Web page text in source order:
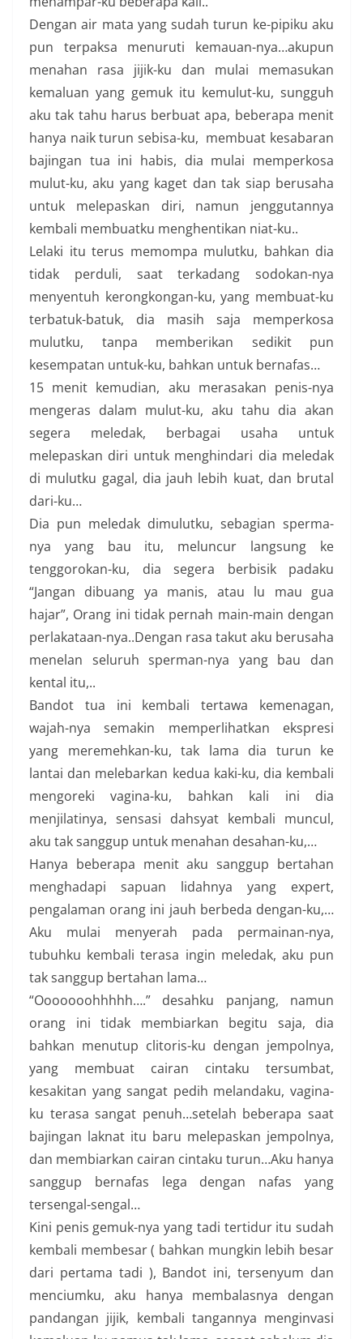
Dengan air mata yang sudah turun ke-pipiku aku
pun terpaksa menuruti kemauan-nya…akupun
menahan rasa jijik-ku dan mulai memasukan
kemaluan yang gemuk itu kemulut-ku, sungguh
aku tak tahu harus berbuat apa, beberapa menit
hanya naik turun sebisa-ku, membuat kesabaran
bajingan tua ini habis, dia mulai memperkosa
mulut-ku, aku yang kaget dan tak siap berusaha
untuk melepaskan diri, namun jenggutannya
kembali membuatku menghentikan niat-ku..
Lelaki itu terus memompa mulutku, bahkan dia
tidak perduli, saat terkadang sodokan-nya
menyentuh kerongkongan-ku, yang membuat-ku
terbatuk-batuk, dia masih saja memperkosa
mulutku, tanpa memberikan sedikit pun
kesempatan untuk-ku, bahkan untuk bernafas…
15 menit kemudian, aku merasakan penis-nya
mengeras dalam mulut-ku, aku tahu dia akan
segera meledak, berbagai usaha untuk
melepaskan diri untuk menghindari dia meledak
di mulutku gagal, dia jauh lebih kuat, dan brutal
dari-ku…
Dia pun meledak dimulutku, sebagian sperma-
nya yang bau itu, meluncur langsung ke
tenggorokan-ku, dia segera berbisik padaku
“Jangan dibuang ya manis, atau lu mau gua
hajar”, Orang ini tidak pernah main-main dengan
perlakataan-nya..Dengan rasa takut aku berusaha
menelan seluruh sperman-nya yang bau dan
kental itu,..
Bandot tua ini kembali tertawa kemenagan,
wajah-nya semakin memperlihatkan ekspresi
yang meremehkan-ku, tak lama dia turun ke
lantai dan melebarkan kedua kaki-ku, dia kembali
mengoreki vagina-ku, bahkan kali ini dia
menjilatinya, sensasi dahsyat kembali muncul,
aku tak sanggup untuk menahan desahan-ku,…
Hanya beberapa menit aku sanggup bertahan
menghadapi sapuan lidahnya yang expert,
pengalaman orang ini jauh berbeda dengan-ku,…
Aku mulai menyerah pada permainan-nya,
tubuhku kembali terasa ingin meledak, aku pun
tak sanggup bertahan lama…
“Ooooooohhhhh….” desahku panjang, namun
orang ini tidak membiarkan begitu saja, dia
bahkan menutup clitoris-ku dengan jempolnya,
yang membuat cairan cintaku tersumbat,
kesakitan yang sangat pedih melandaku, vagina-
ku terasa sangat penuh…setelah beberapa saat
bajingan laknat itu baru melepaskan jempolnya,
dan membiarkan cairan cintaku turun…Aku hanya
sanggup bernafas lega dengan nafas yang
tersengal-sengal…
Kini penis gemuk-nya yang tadi tertidur itu sudah
kembali membesar ( bahkan mungkin lebih besar
dari pertama tadi ), Bandot ini, tersenyum dan
menciumku, aku hanya membalasnya dengan
pandangan jijik, kembali tangannya menginvasi